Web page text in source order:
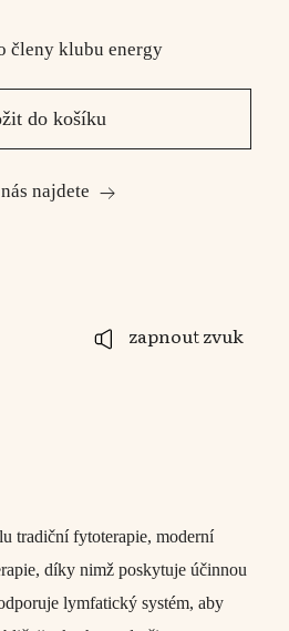
členy klubu energy
do košíku
najdete
zapnout zvuk
tradiční fytoterapie, moderní
díky nimž poskytuje účinnou
lymfatický systém, aby